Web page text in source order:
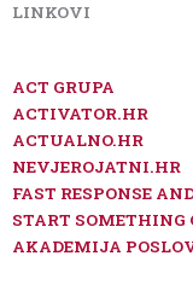
LINKOVI
ACT GRUPA
ACTIVATOR.HR
ACTUALNO.HR
NEVJEROJATNI.HR
FAST RESPONSE
START SOMETHING
AKADEMIJA